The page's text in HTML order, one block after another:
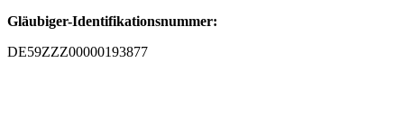
Gläubiger-Identifikationsnummer:
DE59ZZZ00000193877